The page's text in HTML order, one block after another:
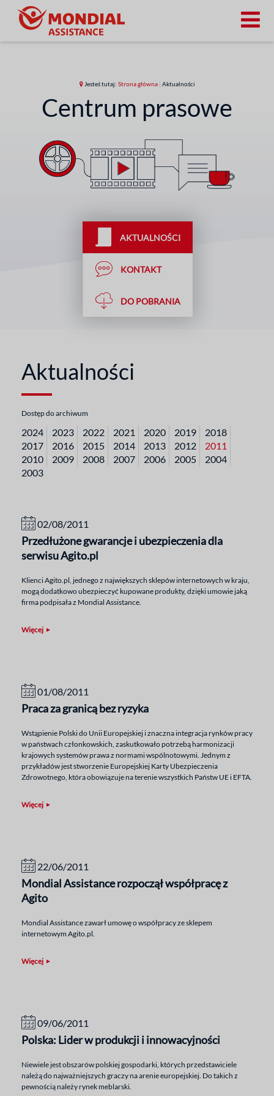
Jesteś tutaj: Strona główna | Aktualności
Centrum prasowe
AKTUALNOŚCI
KONTAKT
DO POBRANIA
Aktualności
Dostęp do archiwum
2024 2023 2022 2021 2020 2019
2018
2017
2016 2015 2014 2013 2012
2011
2010
2009 2008 2007 2006 2005
2004
2003
02/08/2011
Przedłużone gwarancje i ubezpieczenia dla
serwisu Agito.pl
Klienci Agito.pl, jednego z największych sklepów internetowych w kraju,
mogą dodatkowo ubezpieczyć kupowane produkty, dzięki umowie jaką
firma podpisała z Mondial Assistance.
Więcej
01/08/2011
Praca za granicą bez ryzyka
Wstąpienie Polski do Unii Europejskiej i znaczna integracja rynków pracy
w państwach członkowskich, zaskutkowało potrzebą harmonizacji
krajowych systemów prawa z normami wspólnotowymi. Jednym z
przykładów jest stworzenie Europejskiej Karty Ubezpieczenia
Zdrowotnego, która obowiązuje na terenie wszystkich Państw UE i EFTA.
Więcej
22/06/2011
Mondial Assistance rozpoczął współpracę z
Agito
Mondial Assistance zawarł umowę o współpracy ze sklepem
internetowym Agito.pl.
Więcej
09/06/2011
Polska: Lider w produkcji i innowacyjności
Niewiele jest obszarów polskiej gospodarki, których przedstawiciele
należą do najważniejszych graczy na arenie europejskiej. Do takich z
pewnością należy rynek meblarski.